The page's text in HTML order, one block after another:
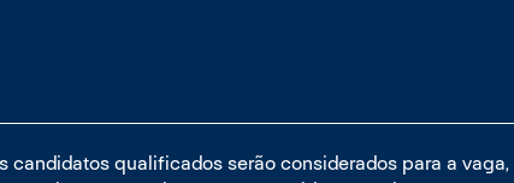
candidatos qualificados serão considerados para a